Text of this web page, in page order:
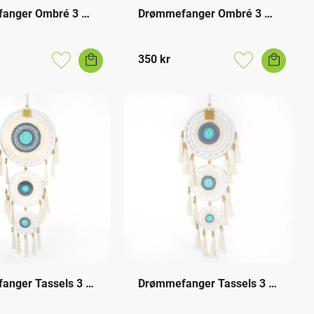
Ombré 3
Lagre som favoritt
Drømmefanger Ombré 3
350 kr
Lagre som
Tassels 3
Drømmefanger Tassels 3